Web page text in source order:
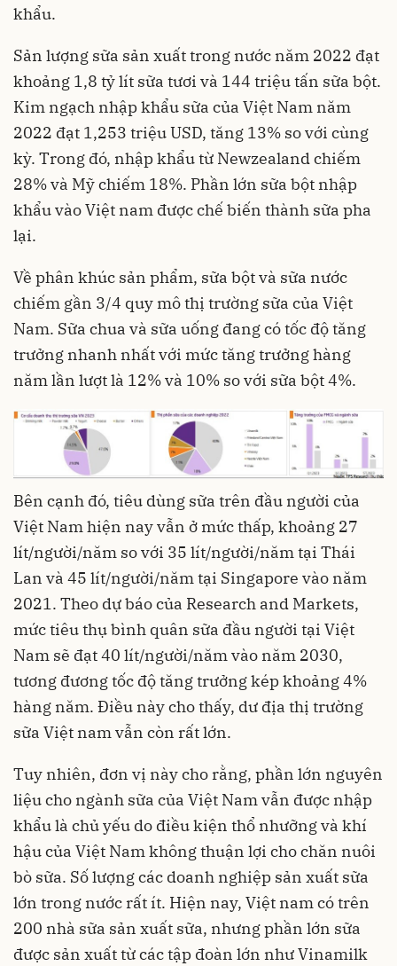
khẩu.
Sản lượng sữa sản xuất trong nước năm 2022 đạt
khoảng 1,8 tỷ lít sữa tươi và 144 triệu tấn sữa bột.
Kim ngạch nhập khẩu sữa của Việt Nam năm
2022 đạt 1,253 triệu USD, tăng 13% so với cùng
kỳ. Trong đó, nhập khẩu từ Newzealand chiếm
28% và Mỹ chiếm 18%. Phần lớn sữa bột nhập
khẩu vào Việt nam được chế biến thành sữa pha
lại.
Về phân khúc sản phẩm, sữa bột và sữa nước
chiếm gần 3/4 quy mô thị trường sữa của Việt
Nam. Sữa chua và sữa uống đang có tốc độ tăng
trưởng nhanh nhất với mức tăng trưởng hàng
năm lần lượt là 12% và 10% so với sữa bột 4%.
Bên cạnh đó, tiêu dùng sữa trên đầu người của
Việt Nam hiện nay vẫn ở mức thấp, khoảng 27
lít/người/năm so với 35 lít/người/năm tại Thái
Lan và 45 lít/người/năm tại Singapore vào năm
2021. Theo dự báo của Research and Markets,
mức tiêu thụ bình quân sữa đầu người tại Việt
Nam sẽ đạt 40 lít/người/năm vào năm 2030,
tương đương tốc độ tăng trưởng kép khoảng 4%
hàng năm. Điều này cho thấy, dư địa thị trường
sữa Việt nam vẫn còn rất lớn.
Tuy nhiên, đơn vị này cho rằng, phần lớn nguyên
liệu cho ngành sữa của Việt Nam vẫn được nhập
khẩu là chủ yếu do điều kiện thổ nhưỡng và khí
hậu của Việt Nam không thuận lợi cho chăn nuôi
bò sữa. Số lượng các doanh nghiệp sản xuất sữa
lớn trong nước rất ít. Hiện nay, Việt nam có trên
200 nhà sữa sản xuất sữa, nhưng phần lớn sữa
được sản xuất từ các tập đoàn lớn như Vinamilk